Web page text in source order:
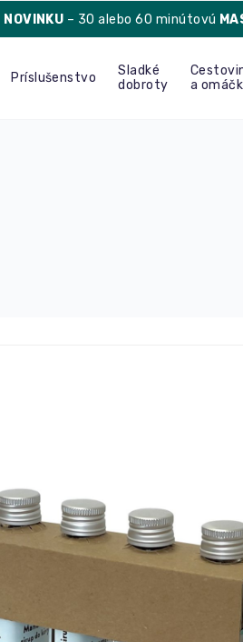
NOVINKU – 30 alebo 60 minútovú
Príslušenstvo
Sladké
dobroty
a